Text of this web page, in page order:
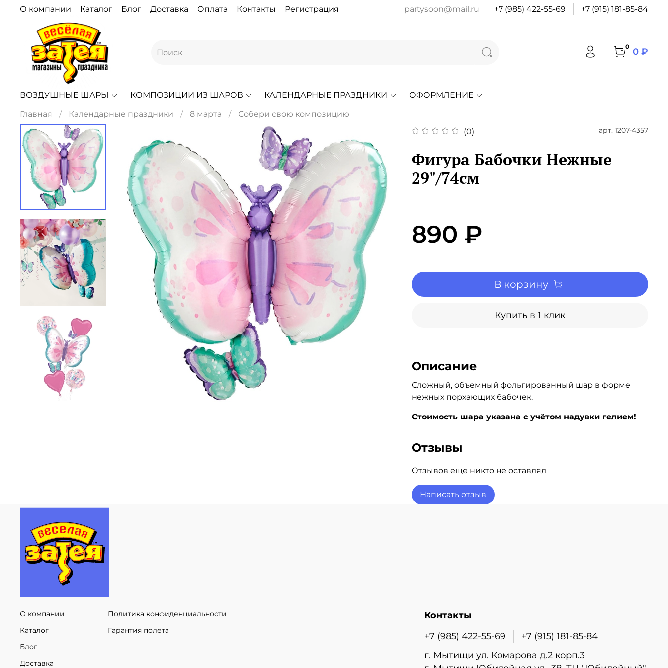
О компании Каталог Блог Доставка Оплата Контакты Регистрация partysoon@mail.ru +7 (985) 422-55-69 +7 (915) 181-85-84
0 0 ₽
ВОЗДУШНЫЕ ШАРЫ КОМПОЗИЦИИ ИЗ ШАРОВ КАЛЕНДАРНЫЕ ПРАЗДНИКИ
ОФОРМЛЕНИЕ
Главная
Календарные праздники 8 марта
Собери свою композицию
(0)
арт. 1207-4357
Фигура Бабочки Нежные
29"/74см
890 ₽
В корзину
Купить в 1 клик
Описание
Сложный, объемный фольгированный шар в форме
нежных порхающих бабочек.
Стоимость шара указана с учётом надувки гелием!
Отзывы
Отзывов еще никто не оставлял
Написать отзыв
О компании
Каталог
Блог
Доставка
Политика конфиденциальности
Гарантия полета
Контакты
+7 (985) 422-55-69
+7 (915) 181-85-84
г. Мытищи ул. Комарова д.2 корп.3